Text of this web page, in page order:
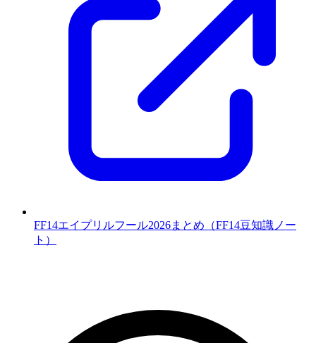
FF14エイプリルフール2026まとめ（FF14豆知識ノー
ト）